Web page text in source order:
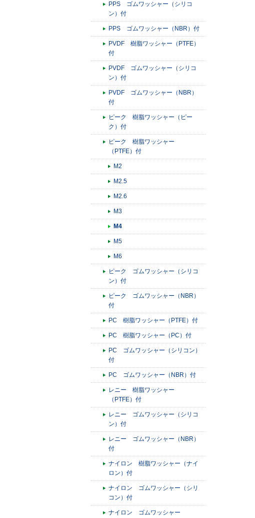
PPS ゴムワッシャー（シリコ
ン）付
PPS ゴムワッシャー（NBR）付
PVDF 樹脂ワッシャー（PTFE）
付
PVDF ゴムワッシャー（シリコ
ン）付
PVDF ゴムワッシャー（NBR）
付
ピーク 樹脂ワッシャー（ピー
ク）付
ピーク 樹脂ワッシャー
（PTFE）付
M2
M2.5
M2.6
M3
M4
M5
M6
ピーク ゴムワッシャー（シリコ
ン）付
ピーク ゴムワッシャー（NBR）
付
PC 樹脂ワッシャー（PTFE）付
PC 樹脂ワッシャー（PC）付
PC ゴムワッシャー（シリコン）
付
PC ゴムワッシャー（NBR）付
レニー 樹脂ワッシャー
（PTFE）付
レニー ゴムワッシャー（シリコ
ン）付
レニー ゴムワッシャー（NBR）
付
ナイロン 樹脂ワッシャー（ナイ
ロン）付
ナイロン ゴムワッシャー（シリ
コン）付
ナイロン ゴムワッシャー